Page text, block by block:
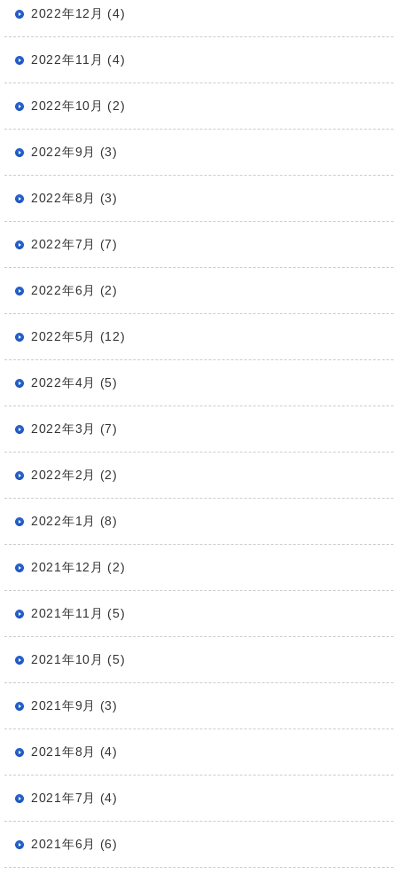
2022年12月 (4)
2022年11月 (4)
2022年10月 (2)
2022年9月 (3)
2022年8月 (3)
2022年7月 (7)
2022年6月 (2)
2022年5月 (12)
2022年4月 (5)
2022年3月 (7)
2022年2月 (2)
2022年1月 (8)
2021年12月 (2)
2021年11月 (5)
2021年10月 (5)
2021年9月 (3)
2021年8月 (4)
2021年7月 (4)
2021年6月 (6)